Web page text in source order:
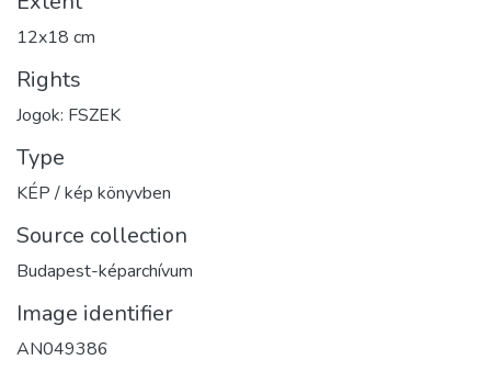
12x18 cm
Rights
Jogok: FSZEK
Type
KÉP / kép könyvben
Source collection
Budapest-képarchívum
Image identifier
AN049386